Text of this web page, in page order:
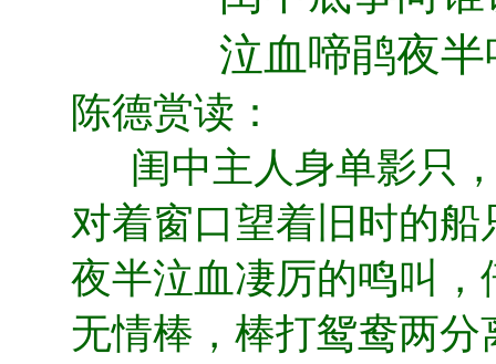
泣血啼鹃夜
陈德赏读：
闺中主人身单影只
对着窗口望着旧时的
夜半泣血凄厉的鸣叫
无情棒，棒打鸳鸯两